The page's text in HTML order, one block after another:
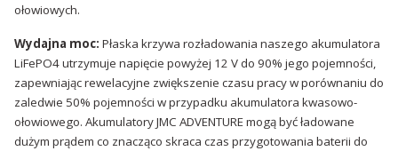
ołowiowych.
Wydajna moc: Płaska krzywa rozładowania naszego akumulatora
LiFePO4 utrzymuje napięcie powyżej 12 V do 90% jego pojemności,
zapewniając rewelacyjne zwiększenie czasu pracy w porównaniu do
zaledwie 50% pojemności w przypadku akumulatora kwasowo-
ołowiowego. Akumulatory JMC ADVENTURE mogą być ładowane
dużym prądem co znacząco skraca czas przygotowania baterii do